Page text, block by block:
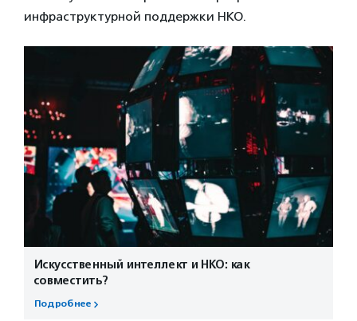
инфраструктурной поддержки НКО.
Искусственный интеллект и НКО: как
совместить?
Подробнее